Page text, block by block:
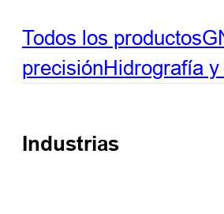
Todos los productos
precisiónHidrografía
Industrias